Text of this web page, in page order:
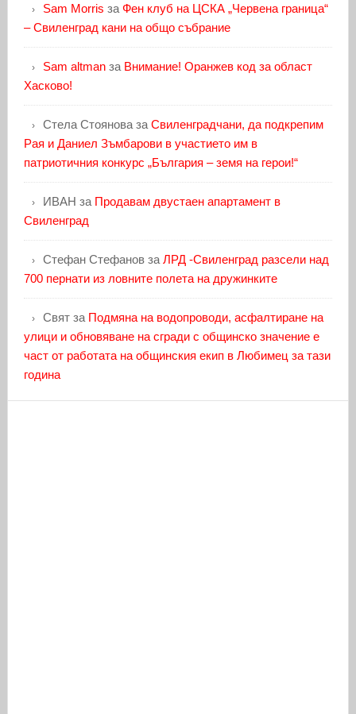
Sam Morris за Фен клуб на ЦСКА „Червена граница“
– Свиленград кани на общо събрание
Sam altmanза Внимание! Оранжев код за област
Хасково!
Стела Стояноваза Свиленградчани, да подкрепим
Рая и Даниел Зъмбарови в участието им в
патриотичния конкурс „България – земя на герои!“
ИВАН за Продавам двустаен апартамент в
Свиленград
Стефан Стефановза ЛРД -Свиленград разсели над
700 пернати из ловните полета на дружинките
Святза Подмяна на водопроводи, асфалтиране на
улици и обновяване на сгради с общинско значение е
част от работата на общинския екип в Любимец за тази
година